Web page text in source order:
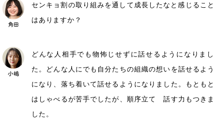
センキョ割の取り組みを通して成長したなと感じること
はありますか？
どんな人相手でも物怖じせずに話せるようになりまし
た。どんな人にでも自分たちの組織の想いを話せるよう
になり、落ち着いて話せるようになりました。もともと
はしゃべるが苦手でしたが、順序立て 話す力もつきま
した。